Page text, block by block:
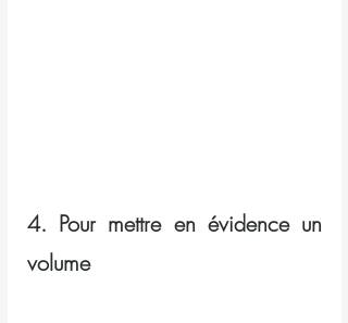
4. Pour mettre en évidence un
volume